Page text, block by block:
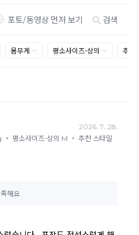
초과하였을 경우
소된 경우
확인 후 영업일 기준 1일~3일내 요청계좌
버결제(KCP)'로 입금됩니다.